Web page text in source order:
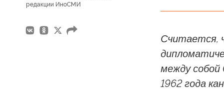
редакции ИноСМИ
Считается,
между собой
1962 года